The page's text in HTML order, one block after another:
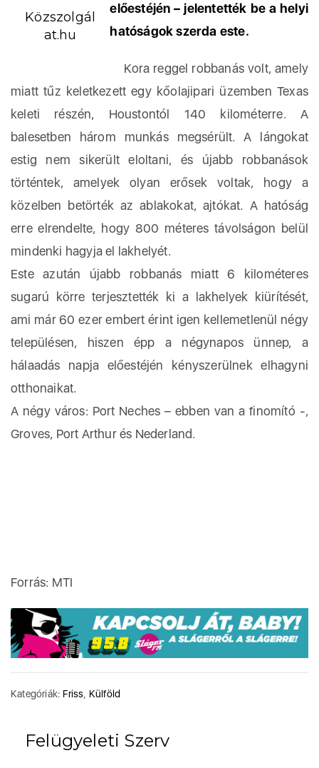
Közszolgál
at.hu
előestéjén – jelentették be a helyi
hatóságok szerda este.
Kora reggel robbanás volt, amely
miatt tűz keletkezett egy kőolajipari üzemben Texas
keleti részén, Houstontól 140 kilométerre. A
balesetben három munkás megsérült. A lángokat
estig nem sikerült eloltani, és újabb robbanások
történtek, amelyek olyan erősek voltak, hogy a
közelben betörték az ablakokat, ajtókat. A hatóság
erre elrendelte, hogy 800 méteres távolságon belül
mindenki hagyja el lakhelyét.
Este azután újabb robbanás miatt 6 kilométeres
sugarú körre terjesztették ki a lakhelyek kiürítését,
ami már 60 ezer embert érint igen kellemetlenül négy
településen, hiszen épp a négynapos ünnep, a
hálaadás napja előestéjén kényszerülnek elhagyni
otthonaikat.
A négy város: Port Neches – ebben van a finomító -,
Groves, Port Arthur és Nederland.
Forrás: MTI
Kategóriák: Friss Külföld
Felügyeleti Szerv